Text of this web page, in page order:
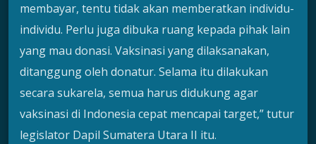
membayar, tentu tidak akan memberatkan individu-
individu. Perlu juga dibuka ruang kepada pihak lain
yang mau donasi. Vaksinasi yang dilaksanakan,
ditanggung oleh donatur. Selama itu dilakukan
secara sukarela, semua harus didukung agar
vaksinasi di Indonesia cepat mencapai target,” tutur
legislator Dapil Sumatera Utara II itu.